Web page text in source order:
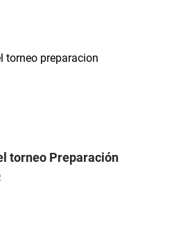
torneo Preparación